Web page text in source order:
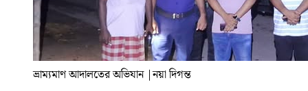
ভ্রাম্যমাণ আদালতের অভিযান |নয়া দিগন্ত